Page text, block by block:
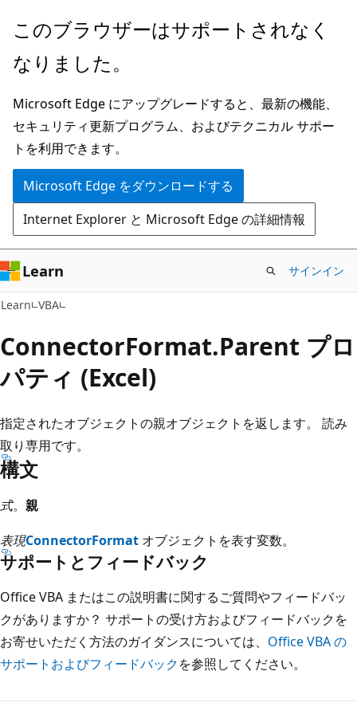
メ
ン
ン
テ
ン
ツ
に
ス
キ
ッ
プ
このブラウザーはサポートされなく
なりました。
Microsoft Edge にアップグレードすると、最新の機能、
セキュリティ更新プログラム、およびテクニカル サポー
トを利用できます。
Microsoft Edge をダウンロードする
Internet Explorer と Microsoft Edge の詳細情報
Learn サインイン
Learn VBA
ConnectorFormat.Parent プロ
パティ (Excel)
指定されたオブジェクトの親オブジェクトを返します。 読み
取り専用です。
構文
式。 親
表現ConnectorFormat オブジェクトを表す変数。
サポートとフィードバック
Office VBA またはこの説明書に関するご質問やフィードバッ
クがありますか？ サポートの受け方およびフィードバックを
お寄せいただく方法のガイダンスについては、 Office VBA の
サポートおよびフィードバックを参照してください。